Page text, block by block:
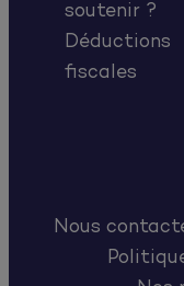
soutenir ?
Déductions
fiscales
Nous